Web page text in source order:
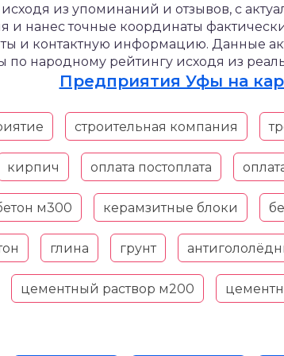
из упоминаний и отзывов, с
и нанес точные координаты
и контактную информацию. Данные
народному рейтингу исходя из
Предприятия Уфы на
строительная компания
кирпич оплата постоплата
м300 керамзитные блоки
глина грунт
цементный раствор м200